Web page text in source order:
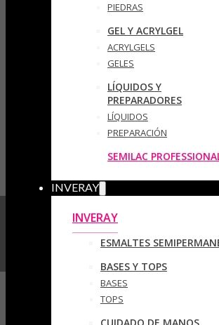
PIEDRAS
GEL Y ACRYLGEL
ACRYLGELS
GELES
LÍQUIDOS Y
PREPARADORES
LÍQUIDOS
PREPARACIÓN
SEMILAC
INVERAY
INVERAY
ESMALTES
BASES Y TOPS
BASES
TOPS